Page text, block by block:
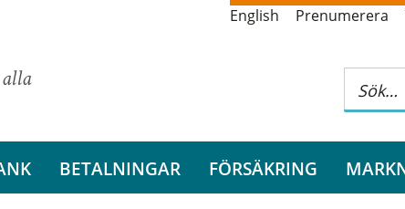
English Prenumerera
BETALNINGAR FÖRSÄKRING